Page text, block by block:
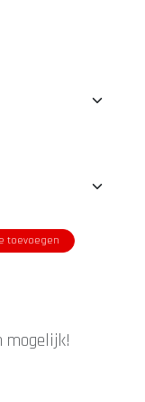
toevoegen
mogelijk!